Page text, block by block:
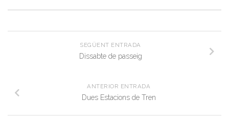
SEGÜENT ENTRADA
Dissabte de passeig
ANTERIOR ENTRADA
Dues Estacions de Tren